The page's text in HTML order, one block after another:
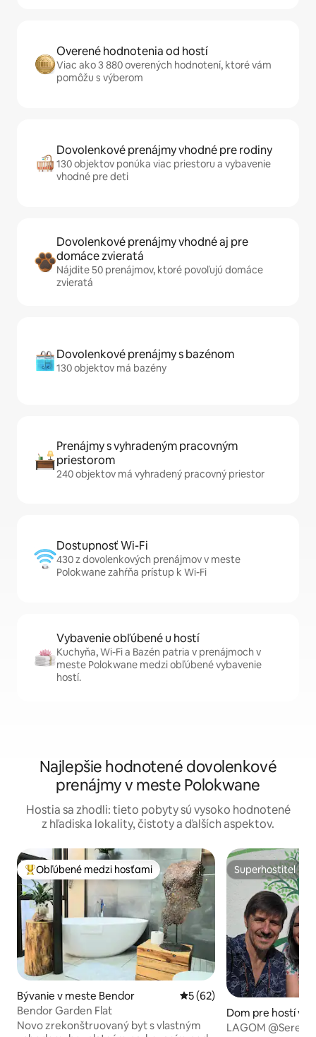
Overené hodnotenia od hostí
Viac ako 3 880 overených hodnotení, ktoré vám
pomôžu s výberom
Dovolenkové prenájmy vhodné pre rodiny
130 objektov ponúka viac priestoru a vybavenie
vhodné pre deti
Dovolenkové prenájmy vhodné aj pre
domáce zvieratá
Nájdite 50 prenájmov, ktoré povoľujú domáce
zvieratá
Dovolenkové prenájmy s bazénom
130 objektov má bazény
Prenájmy s vyhradeným pracovným
priestorom
240 objektov má vyhradený pracovný priestor
Dostupnosť Wi-Fi
430 z dovolenkových prenájmov v meste
Polokwane zahŕňa prístup k Wi-Fi
Vybavenie obľúbené u hostí
Kuchyňa, Wi-Fi a Bazén patria v prenájmoch v
meste Polokwane medzi obľúbené vybavenie
hostí.
Najlepšie hodnotené dovolenkové
prenájmy v meste Polokwane
Hostia sa zhodli: tieto pobyty sú vysoko hodnotené
z hľadiska lokality, čistoty a ďalších aspektov.
Najobľúbenejšie medzi hosťami
Obľúbené medzi hosťami
Bývanie v meste Bendor Priemerné ohodnotenie 5
5 (62)
Bendor Garden Flat
Novo zrekonštruovaný byt s vlastným
Superhostiteľ
Superhostiteľ
Dom pre hostí v
kwane
LAGOM